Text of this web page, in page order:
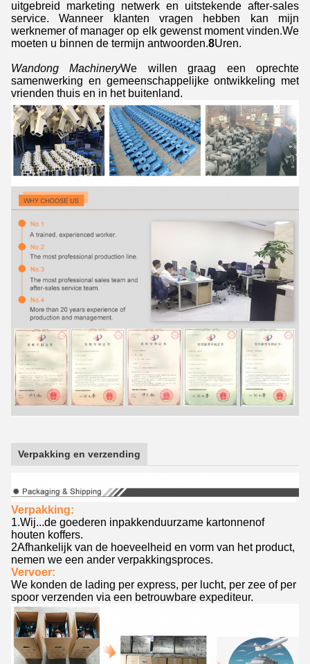
uitgebreid marketing netwerk en uitstekende after-sales
service. Wanneer klanten vragen hebben kan mijn
werknemer of manager op elk gewenst moment vinden.We
moeten u binnen de termijn antwoorden.8Uren.
Wandong MachineryWe willen graag een oprechte
samenwerking en gemeenschappelijke ontwikkeling met
vrienden thuis en in het buitenland.
Verpakking en verzending
Verpakking:
1.Wij...de goederen inpakkenduurzame kartonnenof
houten koffers.
2Afhankelijk van de hoeveelheid en vorm van het product,
nemen we een ander verpakkingsproces.
Vervoer:
We konden de lading per express, per lucht, per zee of per
spoor verzenden via een betrouwbare expediteur.